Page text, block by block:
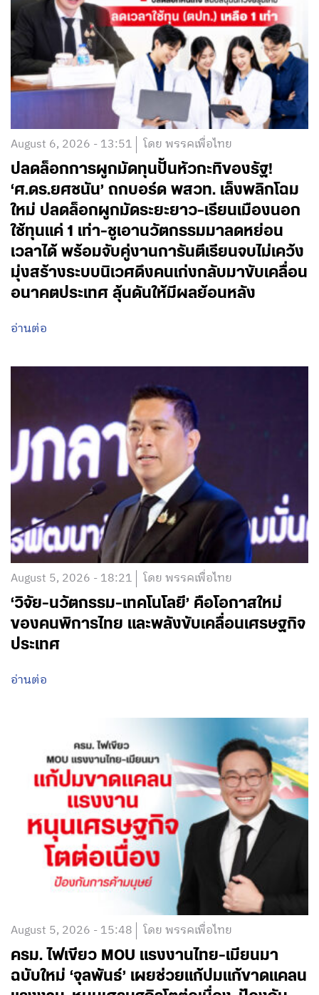
August 6, 2026 - 13:51 โดย พรรคเพื่อไทย
ปลดล็อกการผูกมัดทุนปั้นหัวกะทิของรัฐ!
‘ศ.ดร.ยศชนัน’ ถกบอร์ด พสวท. เล็งพลิกโฉม
ใหม่ ปลดล็อกผูกมัดระยะยาว-เรียนเมืองนอก
ใช้ทุนแค่ 1 เท่า-ชูเอานวัตกรรมมาลดหย่อน
เวลาได้ พร้อมจับคู่งานการันตีเรียนจบไม่เคว้ง
มุ่งสร้างระบบนิเวศดึงคนเก่งกลับมาขับเคลื่อน
อนาคตประเทศ ลุ้นดันให้มีผลย้อนหลัง
อ่านต่อ
August 5, 2026 - 18:21 โดย พรรคเพื่อไทย
‘วิจัย-นวัตกรรม-เทคโนโลยี’ คือโอกาสใหม่
ของคนพิการไทย และพลังขับเคลื่อนเศรษฐกิจ
ประเทศ
อ่านต่อ
August 5, 2026 - 15:48 โดย พรรคเพื่อไทย
ครม. ไฟเขียว MOU แรงงานไทย-เมียนมา
ฉบับใหม่ ‘จุลพันธ์’ เผยช่วยแก้ปมแก้ขาดแคลน